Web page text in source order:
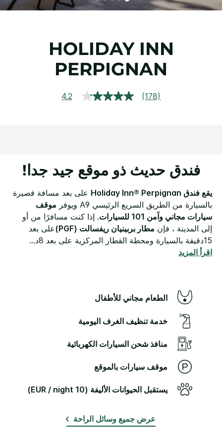
HOLIDAY INN
PERPIGNAN
4.2
قراءة(178)
فندق حديث ذو موقع جيد جدا!
يقع فندق Holiday Inn® Perpignan
على بعد مسافة قصيرة
بالسيارة من الطريق السريع الرئيسي A9 ويوفر
موقف
سيارات مجاني وآمن 101 للسيارات
. إذا كنت مسافرًا من أو
إلى المدينة ، فإن مطار بربينيان ريفسالت (PGF)
على بعد
15دقيقة بالسيارة ومحطة القطار المركزية على بعد 8د
...
اقرأ المزيد
الطعام مجاني للأطفال
خدمة تنظيف الغرف اليومية
منافذ شحن السيارات الكهربائية
موقف سيارات بالموقع
يستقبل الحيوانات الأليفة (10 EUR / night)
عرض جميع وسائل الراحة